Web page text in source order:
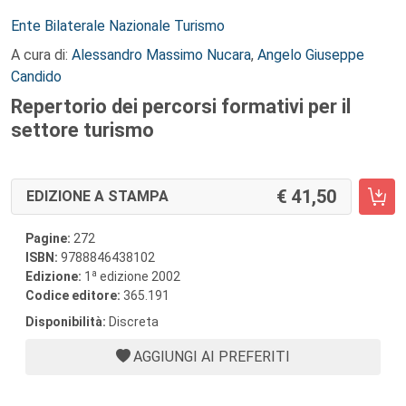
Autori:
Ente Bilaterale Nazionale Turismo
A cura di: Alessandro Massimo Nucara, Angelo Giuseppe
Candido
Repertorio dei percorsi formativi per il
settore turismo
EDIZIONE A STAMPA 41,50
Pagine: 272
ISBN: 9788846438102
Edizione: 1 a edizione 2002
Codice editore: 365.191
Disponibilità: Discreta
AGGIUNGI AI PREFERITI